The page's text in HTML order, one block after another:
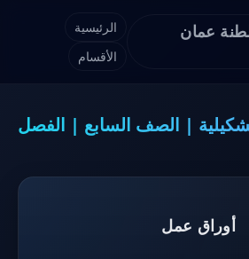
عمان
الرئيسية
الأقسام
| الصف السابع | الفصل
أوراق عمل